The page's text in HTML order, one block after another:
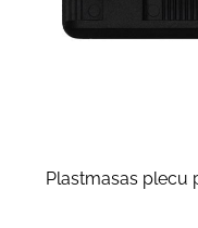
Plastmasas plecu